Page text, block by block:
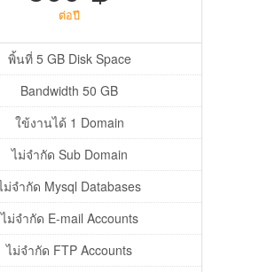
ต่อปี
พิ้นที่ 5 GB Disk Space
Bandwidth 50 GB
ใข้งานได้ 1 Domain
ไม่จำกัด Sub Domain
ม่จำกัด Mysql Databases
ไม่จำกัด E-mail Accounts
ไม่จำกัด FTP Accounts